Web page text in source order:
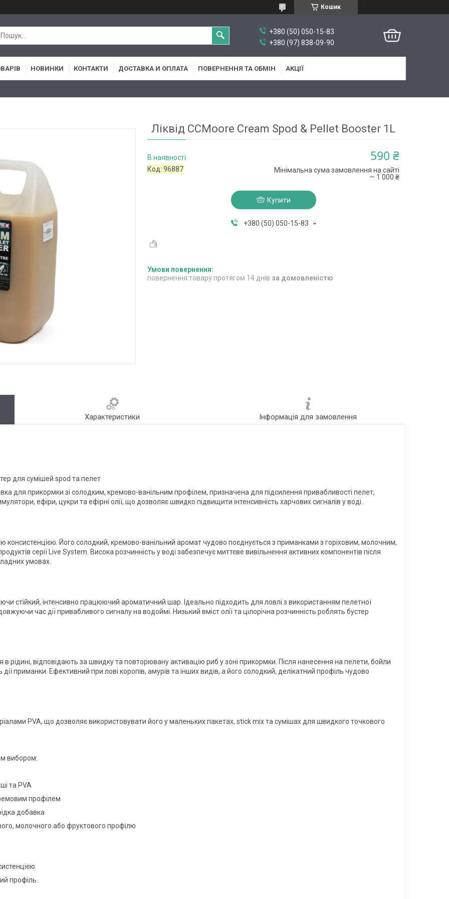
Кошик
+380 (50) 050-15-83
+380 (97) 838-09-90
НОВИНКИ КОНТАКТИ ДОСТАВКА И ОПЛАТА ПОВЕРНЕННЯ ТА ОБМІН АКЦІЇ
Ліквід CCMoore Cream Spod & Pellet Booster 1L
В наявності
Код:96887
590 ₴
Мінімальна сума замовлення на сайті
— 1 000 ₴
Купити
+380 (50) 050-15-83
повернення товару протягом 14 днів за домовленістю
Характеристики Інформація для замовлення
для сумішей spod та пелет
для прикормки зі солодким, кремово-ванільним профілем, призначена для підсилення привабливості пелет,
ефіри, цукри та ефірні олії, що дозволяє швидко підвищити інтенсивність харчових сигналів у воді.
консистенцією. Його солодкий, кремово-ванільний аромат чудово поєднується з приманками з горіховим, молочним,
серії Live System. Висока розчинність у воді забезпечує миттєве вивільнення активних компонентів після
умовах.
стійкий, інтенсивно працюючий ароматичний шар. Ідеально підходить для ловлі з використанням пелетної
час дії привабливого сигналу на водоймі. Низький вміст олії та цілорічна розчинність роблять бустер
в рідині, відповідають за швидку та повторювану активацію риб у зоні прикормки. Після нанесення на пелети, бойли
дії приманки. Ефективний при лові коропів, амурів та інших видів, а його солодкий, делікатний профіль чудово
PVA, що дозволяє використовувати його у маленьких пакетах, stick mix та сумішах для швидкого точкового
вибором:
та PVA
профілем
добавка
молочного або фруктового профілю
профіль.